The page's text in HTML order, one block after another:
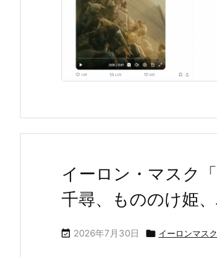
イーロン・マスク
千尋、もののけ姫
 2026年7月30日  イーロンマスク